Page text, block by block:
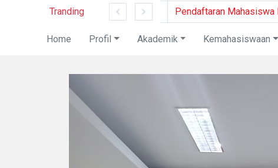
Tranding Pendaftaran Mahasiswa
Home Profil Akademik Kemahasiswaan